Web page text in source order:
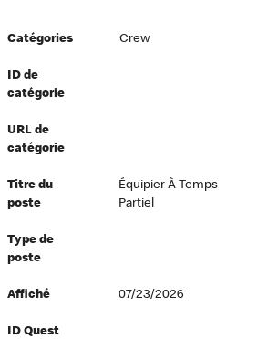
équité et inclusion
au travail
Catégories Crew
ID de
catégorie
URL de
catégorie
Titre du
poste
Équipier À Temps
Partiel
Type de
poste
Affiché 07/23/2026
ID Quest